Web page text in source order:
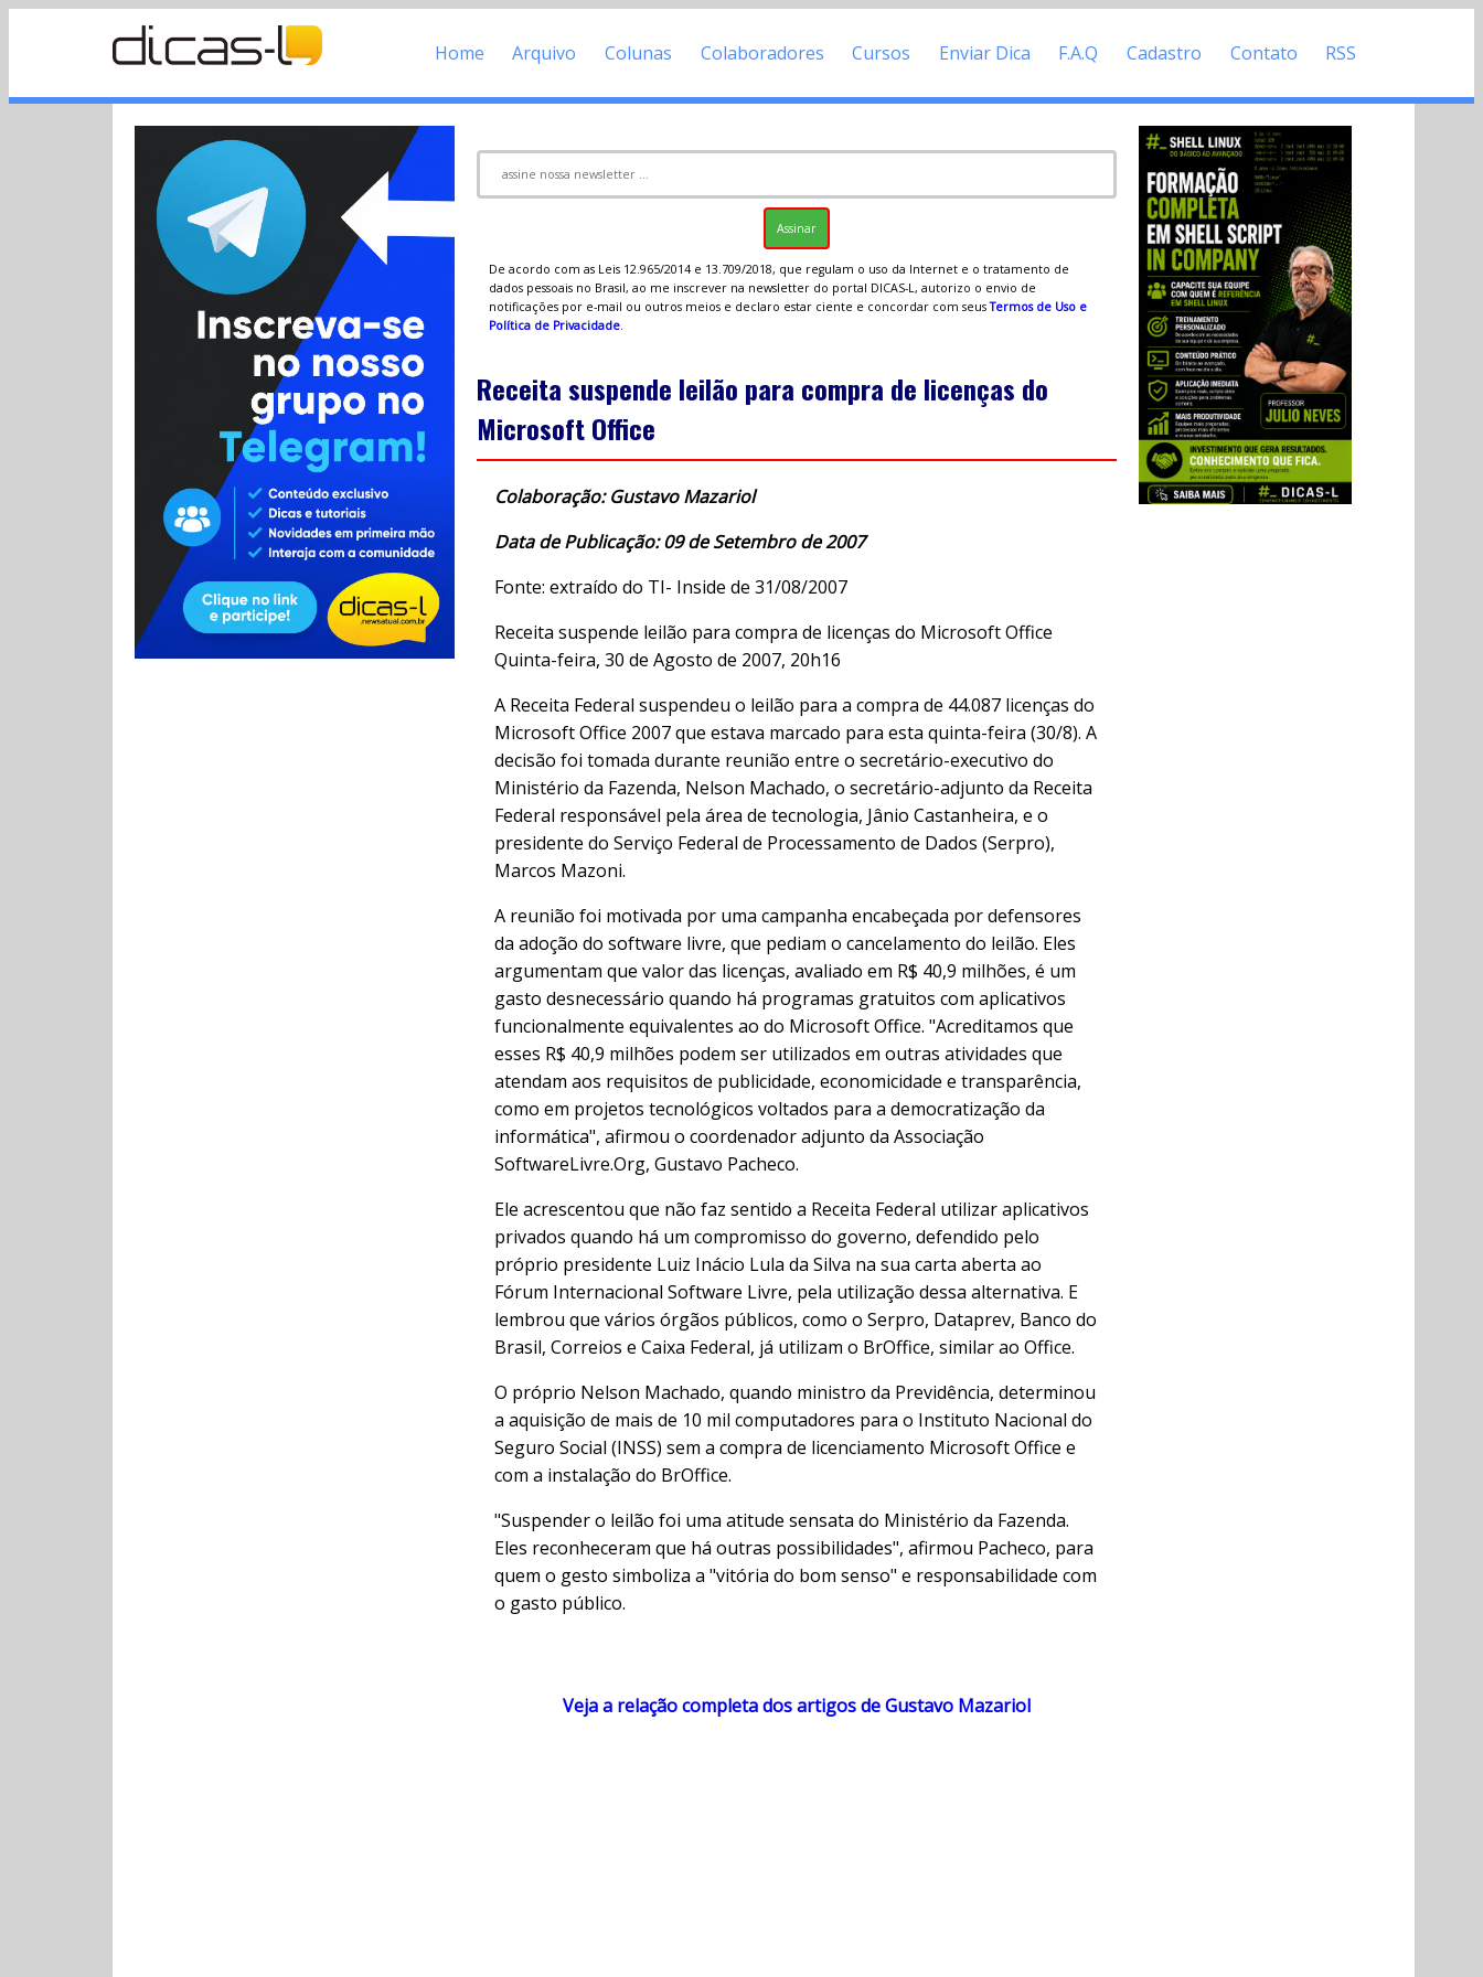
Home Arquivo Colunas Colaboradores Cursos Enviar Dica F.A.Q Cadastro Contato RSS
De acordo com as Leis 12.965/2014 e 13.709/2018, que regulam o uso da Internet e o tratamento de
dados pessoais no Brasil, ao me inscrever na newsletter do portal DICAS-L, autorizo o envio de
notificações por e-mail ou outros meios e declaro estar ciente e concordar com seusTermos de Uso e
Política de Privacidade.
Receita suspende leilão para compra de licenças do
Microsoft Office
Colaboração: Gustavo Mazariol
Data de Publicação: 09 de Setembro de 2007
Fonte: extraído do TI- Inside de 31/08/2007
Receita suspende leilão para compra de licenças do Microsoft Office
Quinta-feira, 30 de Agosto de 2007, 20h16
A Receita Federal suspendeu o leilão para a compra de 44.087 licenças do
Microsoft Office 2007 que estava marcado para esta quinta-feira (30/8). A
decisão foi tomada durante reunião entre o secretário-executivo do
Ministério da Fazenda, Nelson Machado, o secretário-adjunto da Receita
Federal responsável pela área de tecnologia, Jânio Castanheira, e o
presidente do Serviço Federal de Processamento de Dados (Serpro),
Marcos Mazoni.
A reunião foi motivada por uma campanha encabeçada por defensores
da adoção do software livre, que pediam o cancelamento do leilão. Eles
argumentam que valor das licenças, avaliado em R$ 40,9 milhões, é um
gasto desnecessário quando há programas gratuitos com aplicativos
funcionalmente equivalentes ao do Microsoft Office. "Acreditamos que
esses R$ 40,9 milhões podem ser utilizados em outras atividades que
atendam aos requisitos de publicidade, economicidade e transparência,
como em projetos tecnológicos voltados para a democratização da
informática", afirmou o coordenador adjunto da Associação
SoftwareLivre.Org, Gustavo Pacheco.
Ele acrescentou que não faz sentido a Receita Federal utilizar aplicativos
privados quando há um compromisso do governo, defendido pelo
próprio presidente Luiz Inácio Lula da Silva na sua carta aberta ao
Fórum Internacional Software Livre, pela utilização dessa alternativa. E
lembrou que vários órgãos públicos, como o Serpro, Dataprev, Banco do
Brasil, Correios e Caixa Federal, já utilizam o BrOffice, similar ao Office.
O próprio Nelson Machado, quando ministro da Previdência, determinou
a aquisição de mais de 10 mil computadores para o Instituto Nacional do
Seguro Social (INSS) sem a compra de licenciamento Microsoft Office e
com a instalação do BrOffice.
"Suspender o leilão foi uma atitude sensata do Ministério da Fazenda.
Eles reconheceram que há outras possibilidades", afirmou Pacheco, para
quem o gesto simboliza a "vitória do bom senso" e responsabilidade com
o gasto público.
Veja a relação completa dos artigos de Gustavo Mazariol